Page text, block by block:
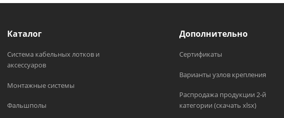
Каталог
Система кабельных лотков и
аксессуаров
Монтажные системы
Фальшполы
Дополнительно
Сертификаты
Варианты узлов крепления
Распродажа продукции 2-й
категории (скачать xlsx)